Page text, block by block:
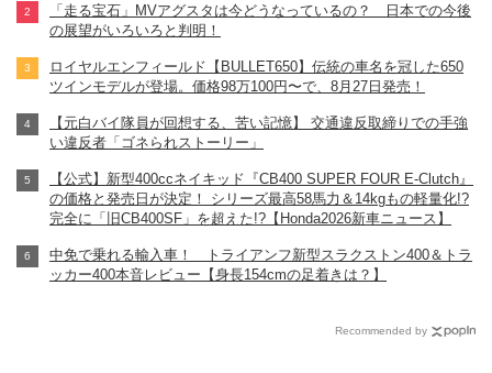
「走る宝石」MVアグスタは今どうなっているの？ 日本での今後
の展望がいろいろと判明！
ロイヤルエンフィールド【BULLET650】伝統の車名を冠した650
ツインモデルが登場。価格98万100円〜で、8月27日発売！
【元白バイ隊員が回想する、苦い記憶】 交通違反取締りでの手強
い違反者「ゴネられストーリー」
【公式】新型400ccネイキッド『CB400 SUPER FOUR E-Clutch』
の価格と発売日が決定！ シリーズ最高58馬力＆14kgもの軽量化!?
完全に「旧CB400SF」を超えた!?【Honda2026新車ニュース】
中免で乗れる輸入車！ トライアンフ新型スラクストン400＆トラ
ッカー400本音レビュー【身長154cmの足着きは？】
Recommended by